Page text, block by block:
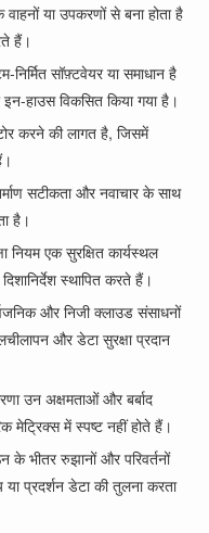
या उपकरणों से बना होता है
हैं।
सॉफ़्टवेयर या समाधान है
हाउस विकसित किया गया है।
करने की लागत है, जिसमें
सटीकता और नवाचार के साथ
है।
नियम एक सुरक्षित कार्यस्थल
स्थापित करते हैं।
और निजी क्लाउड संसाधनों
और डेटा सुरक्षा प्रदान
उन अक्षमताओं और बर्बाद
मेट्रिक्स में स्पष्ट नहीं होते हैं।
के भीतर रुझानों और परिवर्तनों
प्रदर्शन डेटा की तुलना करता